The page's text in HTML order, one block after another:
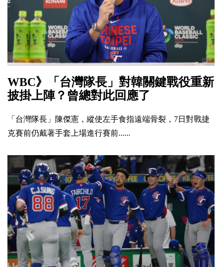
WBC》「台灣隊長」對韓關鍵戰役重新
披掛上陣？曾總對此回應了
「台灣隊長」陳傑憲，縱使左手食指遠端骨裂，7日對戰捷
克賽前仍戴著手套上場進行賽前......